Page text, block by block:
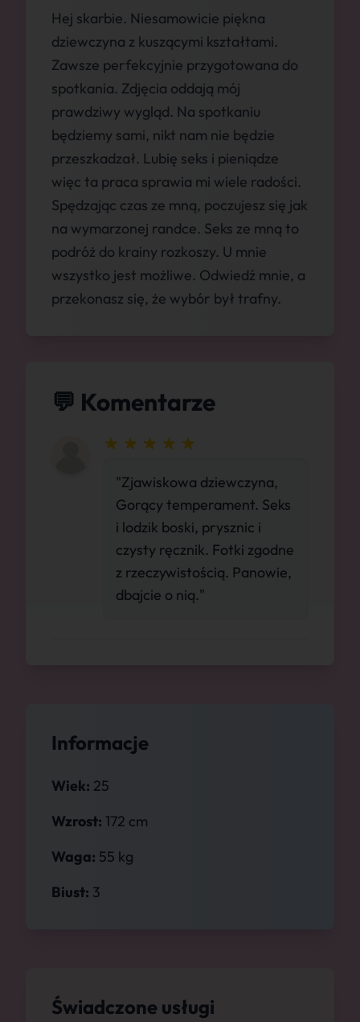
Informacje
Wiek: 25
Wzrost: 172 cm
Waga: 55 kg
Biust: 3
Świadczone usługi
Hej skarbie. Niesamowicie piękna
dziewczyna z kuszącymi kształtami.
Zawsze perfekcyjnie przygotowana do
spotkania. Zdjęcia oddają mój
prawdziwy wygląd. Na spotkaniu
będziemy sami, nikt nam nie będzie
przeszkadzał. Lubię seks i pieniądze
więc ta praca sprawia mi wiele radości.
Spędzając czas ze mną, poczujesz się jak
na wymarzonej randce. Seks ze mną to
podróż do krainy rozkoszy. U mnie
wszystko jest możliwe. Odwiedź mnie, a
przekonasz się, że wybór był trafny.
💬 Komentarze
"Zjawiskowa dziewczyna,
Gorący temperament. Seks
i lodzik boski, prysznic i
czysty ręcznik. Fotki zgodne
z rzeczywistością. Panowie,
dbajcie o nią."